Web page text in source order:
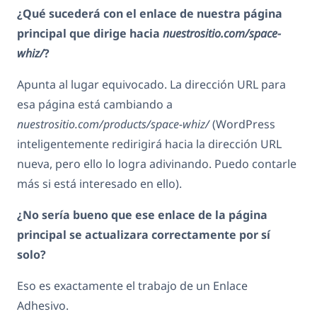
¿Qué sucederá con el enlace de nuestra página
principal que dirige hacia nuestrositio.com/space-
whiz/?
Apunta al lugar equivocado. La dirección URL para
esa página está cambiando a
nuestrositio.com/products/space-whiz/(WordPress
inteligentemente redirigirá hacia la dirección URL
nueva, pero ello lo logra adivinando. Puedo contarle
más si está interesado en ello).
¿No sería bueno que ese enlace de la página
principal se actualizara correctamente por sí
solo?
Eso es exactamente el trabajo de un Enlace
Adhesivo.